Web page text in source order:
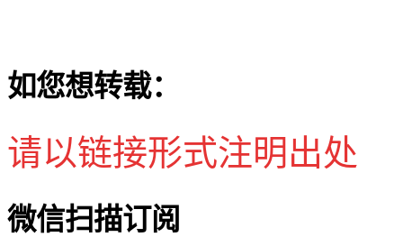
如您想转载：
请以链接形式注明出处
微信扫描订阅